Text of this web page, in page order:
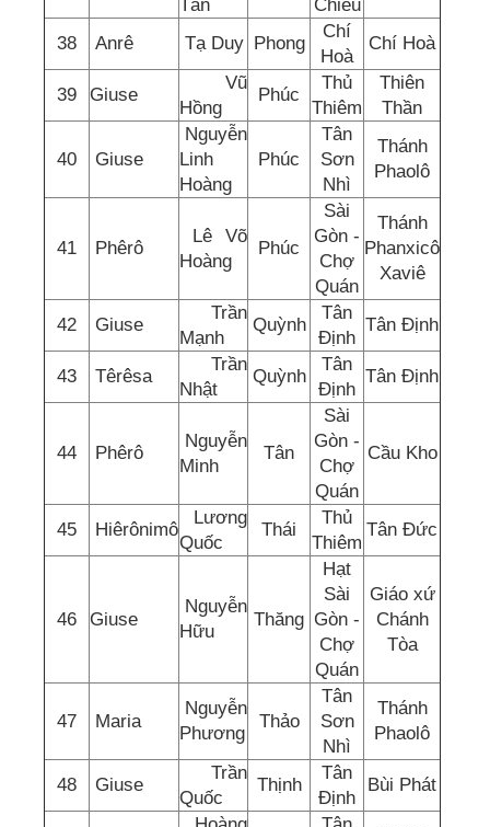
Tấn Chiếu
38 Anrê Tạ Duy Phong
Chí
Hoà
Chí Hoà
39 Giuse
Vũ
Hồng
Phúc
Thủ
Thiêm
Thiên
Thần
40 Giuse
Nguyễn
Linh
Hoàng
Phúc
Tân
Sơn
Nhì
Thánh
Phaolô
41 Phêrô
Lê Võ
Hoàng
Phúc
Sài
Gòn -
Chợ
Quán
Thánh
Phanxicô
Xaviê
42 Giuse
Trần
Mạnh
Quỳnh
Tân
Định
Tân Định
43 Têrêsa
Trần
Nhật
Quỳnh
Tân
Định
Tân Định
44 Phêrô
Nguyễn
Minh
Tân
Sài
Gòn -
Chợ
Quán
Cầu Kho
45 Hiêrônimô
Lương
Quốc
Thái
Thủ
Thiêm
Tân Đức
46 Giuse
Nguyễn
Hữu
Thăng
Hạt
Sài
Gòn -
Chợ
Quán
Giáo xứ
Chánh
Tòa
47 Maria
Nguyễn
Phương
Thảo
Tân
Sơn
Nhì
Thánh
Phaolô
48 Giuse
Trần
Quốc
Thịnh
Tân
Định
Bùi Phát